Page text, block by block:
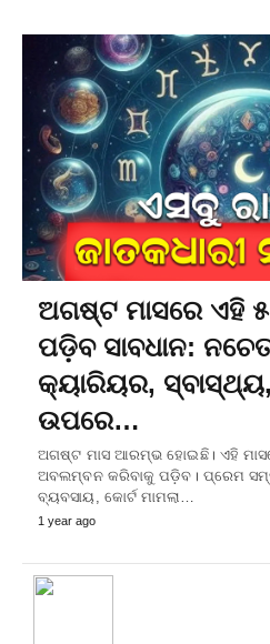
ଅଗଷ୍ଟ ମାସରେ ଏହି
ପଡ଼ିବ ସାବଧାନ:
କ୍ୟାରିୟର,
ଉପରେ…
ଅଗଷ୍ଟ ମାସ ଆରମ୍ଭ ହୋଇଛି। ଏହି
ଅବଲମ୍ବନ କରିବାକୁ ପଡ଼ିବ। ପ୍ରେମ
ବ୍ୟବସାୟ, କୋର୍ଟ ମାମଲା…
1 year ago